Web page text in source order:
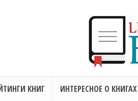
КНИГ ИНТЕРЕСНОЕ О КНИГАХ